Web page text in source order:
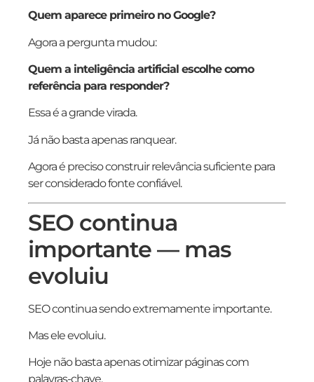
Quem aparece primeiro no Google?
Agora a pergunta mudou:
Quem a inteligência artificial escolhe como
referência para responder?
Essa é a grande virada.
Já não basta apenas ranquear.
Agora é preciso construir relevância suficiente para
ser considerado fonte confiável.
SEO continua
importante — mas
evoluiu
SEO continua sendo extremamente importante.
Mas ele evoluiu.
Hoje não basta apenas otimizar páginas com
palavras-chave.